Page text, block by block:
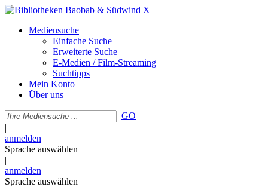
X
Mediensuche
Einfache Suche
Erweiterte Suche
E-Medien / Film-Streaming
Suchtipps
Mein Konto
Über uns
GO
|
anmelden
Sprache auswählen
|
anmelden
Sprache auswählen